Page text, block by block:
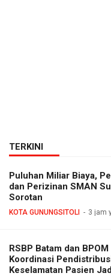
TERKINI
Puluhan Miliar Biaya,
dan Perizinan SMAN
Sorotan
KOTA GUNUNGSITOLI 3 jam
RSBP Batam dan
Koordinasi
Keselamatan Pasien